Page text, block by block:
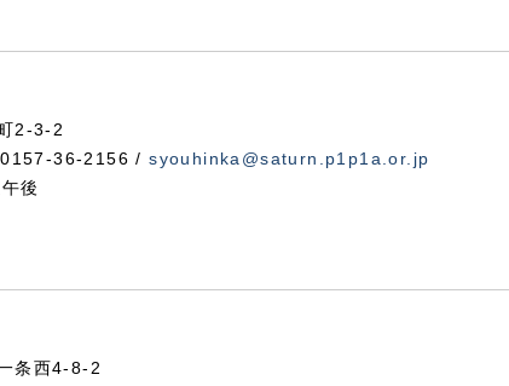
2-3-2
0157-36-2156 /syouhinka@saturn.p1p1a.or.jp
後
条西4-8-2